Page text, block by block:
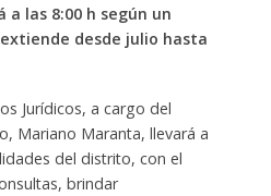
las 8:00 h según un
desde julio hasta
Jurídicos, a cargo del
Mariano Maranta, llevará a
del distrito, con el
brindar